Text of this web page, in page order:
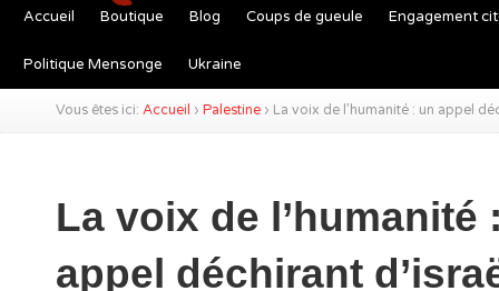
Accueil Boutique Blog Coups de gueule Engagement
Politique Mensonge Ukraine
Vous êtes ici: Accueil › Palestine › La voix de l’humanité : un appel
La voix de l’humanité
appel déchirant